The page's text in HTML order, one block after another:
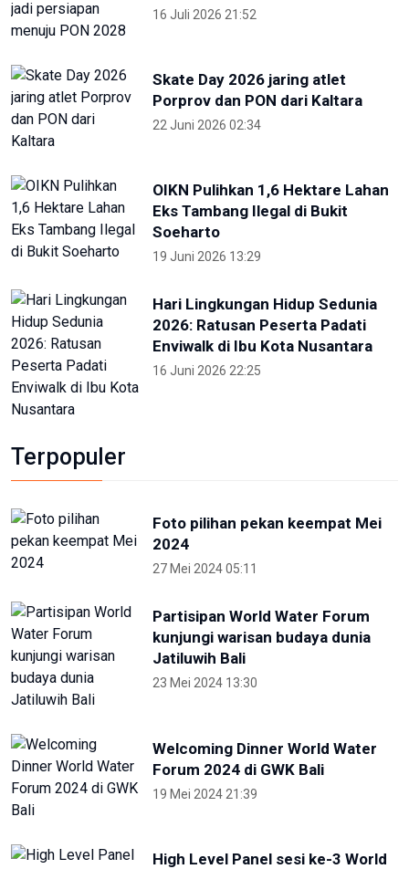
16 Juli 2026 21:52
Skate Day 2026 jaring atlet
Porprov dan PON dari Kaltara
22 Juni 2026 02:34
OIKN Pulihkan 1,6 Hektare Lahan
Eks Tambang Ilegal di Bukit
Soeharto
19 Juni 2026 13:29
Hari Lingkungan Hidup Sedunia
2026: Ratusan Peserta Padati
Enviwalk di Ibu Kota Nusantara
16 Juni 2026 22:25
Terpopuler
Foto pilihan pekan keempat Mei
2024
27 Mei 2024 05:11
Partisipan World Water Forum
kunjungi warisan budaya dunia
Jatiluwih Bali
23 Mei 2024 13:30
Welcoming Dinner World Water
Forum 2024 di GWK Bali
19 Mei 2024 21:39
High Level Panel sesi ke-3 World